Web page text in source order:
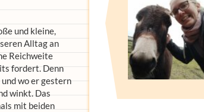
und kleine,
Alltag an
Reichweite
fordert. Denn
wo er gestern
winkt. Das
mit beiden